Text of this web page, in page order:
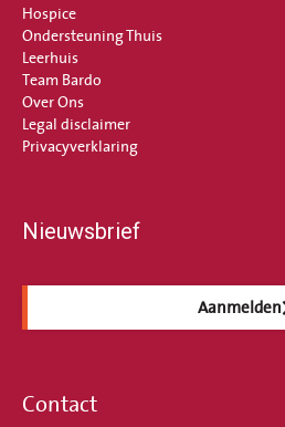
Hospice
Ondersteuning Thuis
Leerhuis
Team Bardo
Over Ons
Legal disclaimer
Privacyverklaring
Nieuwsbrief
Aanmelden
Contact